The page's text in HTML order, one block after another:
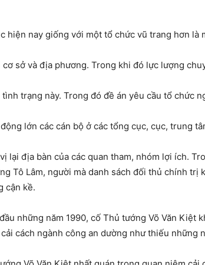
hiện nay giống với một tổ chức vũ trang hơn là
sở và địa phương. Trong khi đó lực lượng
trạng này. Trong đó đề án yêu cầu tổ chức
lớn các cán bộ ở các tổng cục, cục, trung
lại địa bàn của các quan tham, nhóm lợi ích.
Tô Lâm, người mà danh sách đối thủ chính
cận kề.
những năm 1990, cố Thủ tướng Võ Văn
cách ngành công an dường như thiếu những